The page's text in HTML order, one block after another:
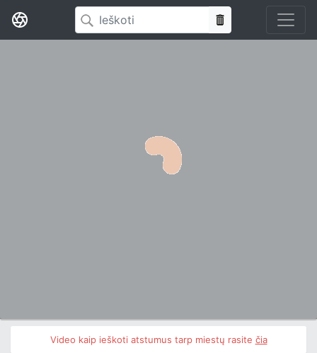
Video kaip ieškoti atstumus tarp miestų rasite čia